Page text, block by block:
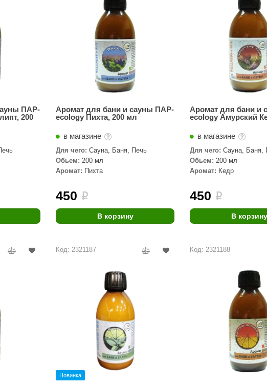
Банные штучки
CeruttiSpa
Suokka
Русский дух
Карельские легенды
Rento
LANG’s
Baldus
Ермак-Термо
Добросталь
Торнадо
Аэровита
Костёр
Сабантуй
ПАР-
200
Аромат для бани и сауны ПАР-
ecology Пихта, 200 мл
в магазине
Для чего: Сауна, Баня, Печь
Обьем: 200 мл
Аромат: Пихта
450 i
В корзину
Аромат для бани и
ecology Амурский
в магазине
Для чего: Сауна, Баня,
Обьем: 200 мл
Аромат: Кедр
450 i
В корзину
Код: 2321187
Новинка
Код: 2321188